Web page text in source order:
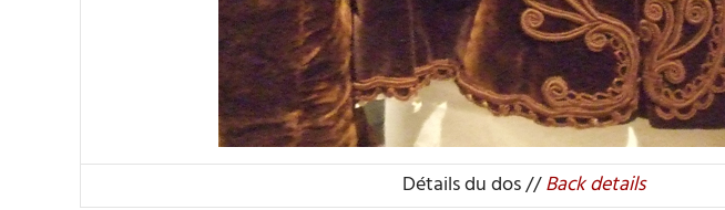
Détails du dos //Back details